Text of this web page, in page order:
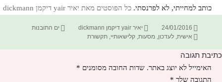
כותב למחייתי, לא לפרנסתי. כל הפוסטים מאת יאיר yair דיקמן dickmann‏
פורסם
בתאריך
24/01/2016 מחבר
יאיר yair דיקמן dickmann קטגוריות
ים התובנות
תגיות
אישית,לעדכון,מסעות,קלישאותיי,תקשורת
כתיבת תגובה
האימייל לא יוצג באתר. שדות החובה מסומנים *
התגובה שלך *